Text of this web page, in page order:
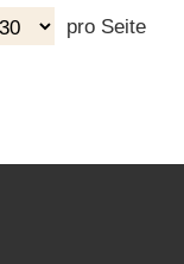
pro Seite